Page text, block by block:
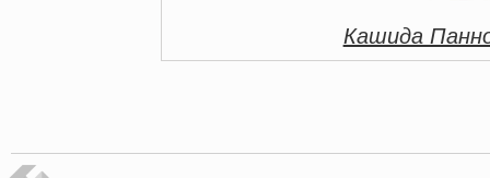
Кашида